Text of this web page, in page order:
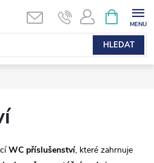
HLEDAT
NÁKUPNÍ
KOŠÍK
WC příslušenství, které zahrnuje